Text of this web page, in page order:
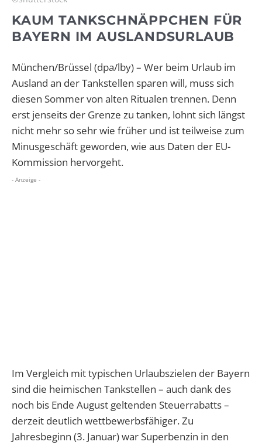
KAUM TANKSCHNÄPPCHEN FÜR
BAYERN IM AUSLANDSURLAUB
München/Brüssel (dpa/lby) – Wer beim Urlaub im
Ausland an der Tankstellen sparen will, muss sich
diesen Sommer von alten Ritualen trennen. Denn
erst jenseits der Grenze zu tanken, lohnt sich längst
nicht mehr so sehr wie früher und ist teilweise zum
Minusgeschäft geworden, wie aus Daten der EU-
Kommission hervorgeht.
- Anzeige -
Im Vergleich mit typischen Urlaubszielen der Bayern
sind die heimischen Tankstellen – auch dank des
noch bis Ende August geltenden Steuerrabatts –
derzeit deutlich wettbewerbsfähiger. Zu
Jahresbeginn (3. Januar) war Superbenzin in den